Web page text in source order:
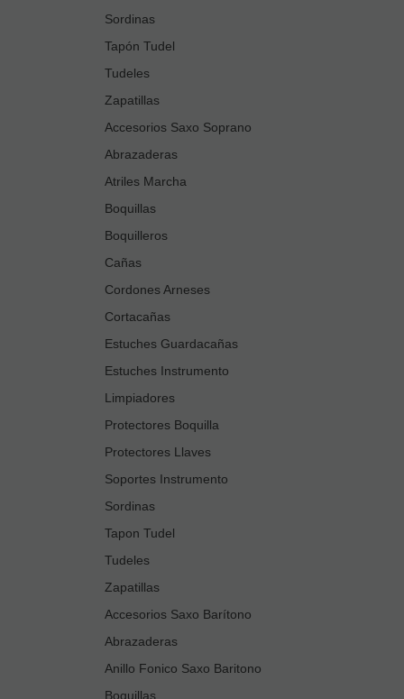
Sordinas
Tapón Tudel
Tudeles
Zapatillas
Accesorios Saxo Soprano
Abrazaderas
Atriles Marcha
Boquillas
Boquilleros
Cañas
Cordones Arneses
Cortacañas
Estuches Guardacañas
Estuches Instrumento
Limpiadores
Protectores Boquilla
Protectores Llaves
Soportes Instrumento
Sordinas
Tapon Tudel
Tudeles
Zapatillas
Accesorios Saxo Barítono
Abrazaderas
Anillo Fonico Saxo Baritono
Boquillas